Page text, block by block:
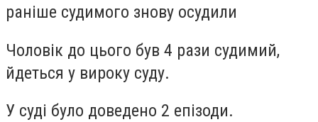
раніше судимого знову осудили
Чоловік до цього був 4 рази судимий,
йдеться у вироку суду.
У суді було доведено 2 епізоди.